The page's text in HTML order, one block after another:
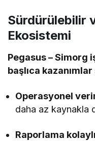
Sürdürülebilir
Ekosistemi
Pegasus – Simorg
başlıca
Operasyonel
daha az kaynakla
Raporlama